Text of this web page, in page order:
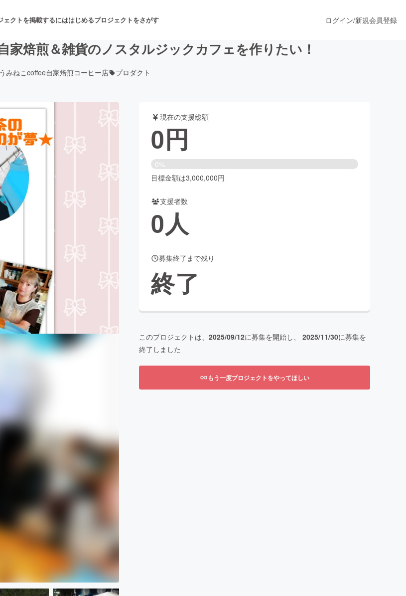
ェクトを掲載するにははじめるプロジェクトをさがす
舞台・パフォーマンス
ビス開発
版 アニメ・漫画
ビューティー・ヘルスケア
for Social Good
ふるさと納税
ログイン/新規会員登録
家焙煎＆雑貨のノスタルジックカフェを作りたい！
うみねこcoffee自家焙煎コーヒー店 プロダクト
現在の支援総額
0円
0%
目標金額は3,000,000円
支援者数
0人
募集終了まで残り
終了
このプロジェクトは、 2025/09/12に募集を開始し、 2025/11/30に募集を
終了しました
もう一度プロジェクトをやってほしい